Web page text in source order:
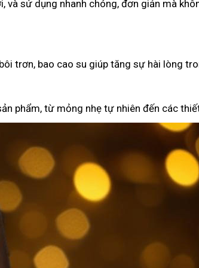
và sử dụng nhanh chóng, đơn giản mà
trơn, bao cao su giúp tăng sự hài lòng
phẩm, từ mỏng nhẹ tự nhiên đến các